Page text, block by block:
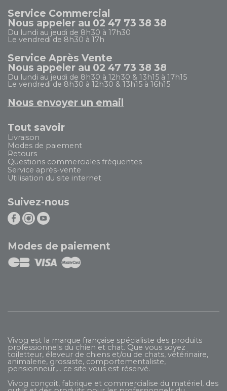
Service Commercial
Nous appeler au 02 47 73 38 38
Du lundi au jeudi de 8h30 à 17h30
Le vendredi de 8h30 à 17h
Service Après Vente
Nous appeler au 02 47 73 38 38
Du lundi au jeudi de 8h30 à 12h30 & 13h15 à 17h15
Le vendredi de 8h30 à 12h30 & 13h15 à 16h15
Nous envoyer un email
Tout savoir
Livraison
Modes de paiement
Retours
Questions commerciales fréquentes
Service après-vente
Utilisation du site internet
Suivez-nous
Modes de paiement
Vivog est la marque française spécialiste des produits
professionnels du chien et chat. Que vous soyez
toiletteur, éleveur de chiens et/ou de chats, vétérinaire,
animalerie, grossiste, comportementaliste,
pensionneur,... ce site vous est réservé.
Vivog conçoit, fabrique et commercialise du matériel, des